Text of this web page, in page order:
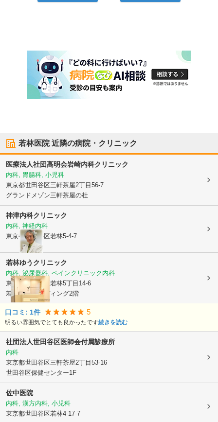
若林医院近隣の病院・クリニック
医療法人社団高明会岩崎内科クリニック
内科, 胃腸科, 小児科
東京都世田谷区三軒茶屋2丁目56-7
グランドメゾン三軒茶屋の杜
神津内科クリニック
内科, 神経内科
東京都世田谷区若林5-4-7
若林ゆうクリニック
内科, 泌尿器科, ペインクリニック内科
東京都世田谷区 若林5丁目14-6
若林ゆうビルディング2階
口コミ: 1件 5
明るい雰囲気でとても良かったです続きを読む
社団法人世田谷区医師会付属診療所
内科
東京都世田谷区三軒茶屋2丁目53-16
世田谷区保健センター1F
佐中医院
内科, 漢方内科, 小児科
東京都世田谷区若林4-17-7